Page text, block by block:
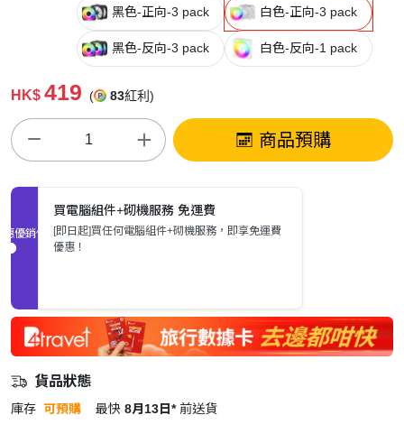
黑色-正向-3 pack 白色-正向-3 pack
黑色-反向-3 pack 白色-反向-1 pack
HK$ 419 ( 83紅利)
商品預購
促銷優惠
買電腦組件+砌機服務 免運費
[即日起]買任何電腦組件+砌機服務，即享免運費
優惠！
貨品狀態
庫存 可預購 最快 8月13日* 前送貨